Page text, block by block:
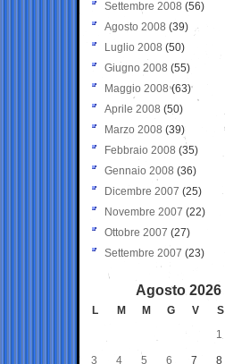
Settembre 2008 (56)
Agosto 2008 (39)
Luglio 2008 (50)
Giugno 2008 (55)
Maggio 2008(63)
Aprile 2008 (50)
Marzo 2008 (39)
Febbraio 2008 (35)
Gennaio 2008 (36)
Dicembre 2007 (25)
Novembre 2007 (22)
Ottobre 2007 (27)
Settembre 2007 (23)
Agosto 2026
L M M G V S
1
3 4 5 6 7 8